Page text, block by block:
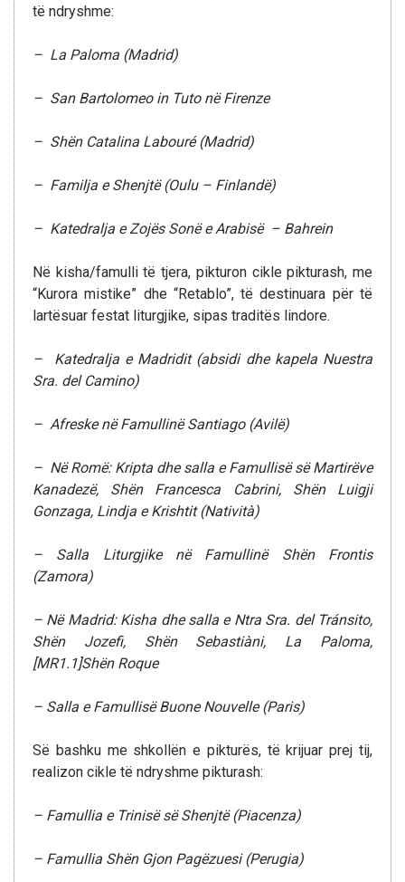
të ndryshme:
– La Paloma (Madrid)
– San Bartolomeo in Tuto në Firenze
– Shën Catalina Labouré (Madrid)
– Familja e Shenjtë (Oulu – Finlandë)
– Katedralja e Zojës Sonë e Arabisë – Bahrein
Në kisha/famulli të tjera, pikturon cikle pikturash, me
“Kurora mistike” dhe “Retablo”, të destinuara për të
lartësuar festat liturgjike, sipas traditës lindore.
– Katedralja e Madridit (absidi dhe kapela Nuestra
Sra. del Camino)
– Afreske në Famullinë Santiago (Avilë)
– Në Romë: Kripta dhe salla e Famullisë së Martirëve
Kanadezë, Shën Francesca Cabrini, Shën Luigji
Gonzaga, Lindja e Krishtit (Natività)
– Salla Liturgjike në Famullinë Shën Frontis
(Zamora)
– Në Madrid: Kisha dhe salla e Ntra Sra. del Tránsito,
Shën Jozefi, Shën Sebastiàni, La Paloma,
[MR1.1]Shën Roque
– Salla e Famullisë Buone Nouvelle (Paris)
Së bashku me shkollën e pikturës, të krijuar prej tij,
realizon cikle të ndryshme pikturash:
– Famullia e Trinisë së Shenjtë (Piacenza)
– Famullia Shën Gjon Pagëzuesi (Perugia)